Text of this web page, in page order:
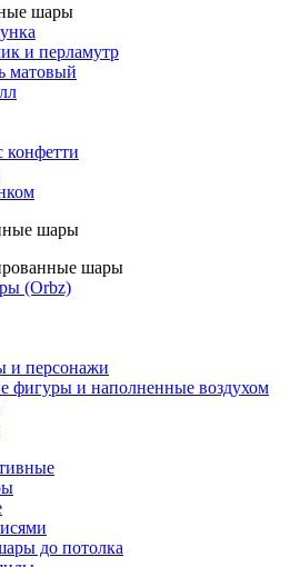
шары
и перламутр
матовый
шары
шары
(Orbz)
и персонажи
фигуры и наполненные воздухом
до потолка